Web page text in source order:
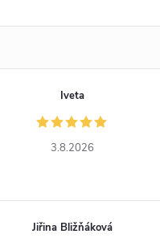
Iveta
3.8.2026
Jiřina Bližňáková